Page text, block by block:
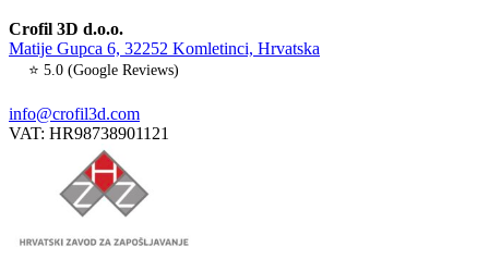
Crofil 3D d.o.o.
Matije Gupca 6, 32252 Komletinci, Hrvatska
⭐ 5.0 (Google Reviews)
info@crofil3d.com
VAT: HR98738901121